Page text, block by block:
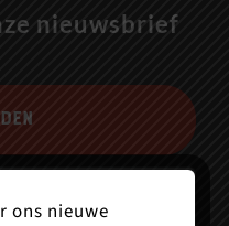
nieuwsbrief
ons nieuwe